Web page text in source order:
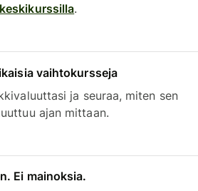
.
vaihtokursseja
ja seuraa, miten sen
ajan mittaan.
Ei mainoksia.